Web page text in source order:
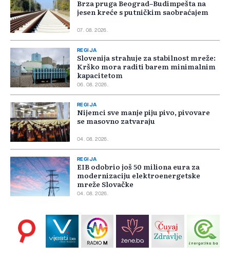
Brza pruga Beograd–Budimpešta na
jesen kreće s putničkim saobraćajem
07. 08. 2026.
REGIJA
Slovenija strahuje za stabilnost mreže:
Krško mora raditi barem minimalnim
kapacitetom
06. 08. 2026.
REGIJA
Nijemci sve manje piju pivo, pivovare
se masovno zatvaraju
04. 08. 2026.
REGIJA
EIB odobrio još 50 miliona eura za
modernizaciju elektroenergetske
mreže Slovačke
04. 08. 2026.